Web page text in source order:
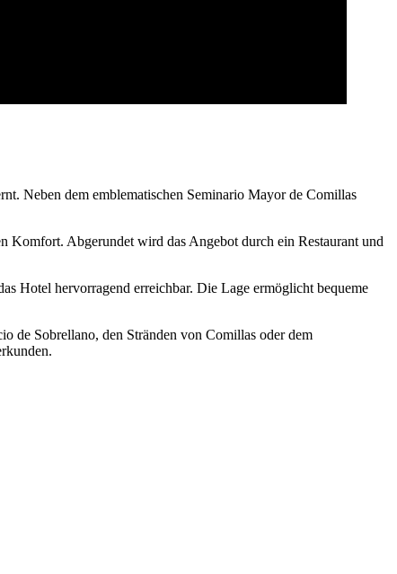
Neben dem emblematischen Seminario Mayor de Comillas
Komfort. Abgerundet wird das Angebot durch ein Restaurant und
Hotel hervorragend erreichbar. Die Lage ermöglicht bequeme
de Sobrellano, den Stränden von Comillas oder dem